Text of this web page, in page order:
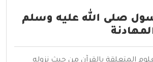
صلى الله عليه وسلم
المتعلقة بالقرآن من حيث نزوله